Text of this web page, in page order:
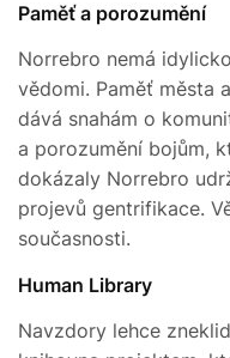
Paměť a porozumění
Norrebro nemá
vědomi. Paměť města
dává snahám o
a porozumění bojům,
dokázaly Norrebro
projevů gentrifikace.
současnosti.
Human Library
Navzdory lehce